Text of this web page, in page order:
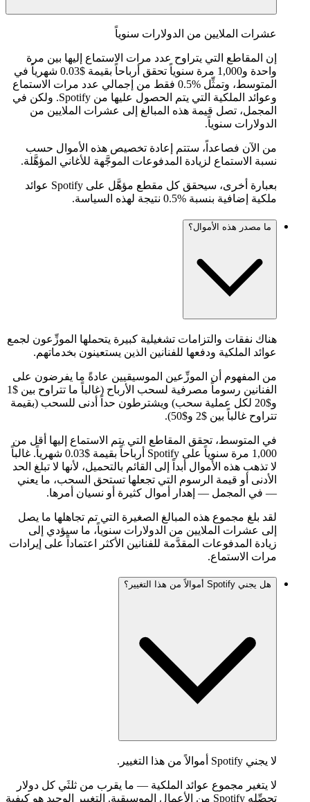
عشرات الملايين من الدولارات سنوياً
إن المقاطع التي يتراوح عدد مرات الاستماع إليها بين مرة
واحدة و1,000 مرة سنوياً تحقق أرباحاً بقيمة $0.03 شهرياً في
المتوسط، وتمثِّل %0.5 فقط من إجمالي عدد مرات الاستماع
وعوائد الملكية التي يتم الحصول عليها من Spotify. ولكن في
المجمل، تصل قيمة هذه المبالغ إلى عشرات الملايين من
الدولارات سنوياً.
من الآن فصاعداً، ستتم إعادة تخصيص هذه الأموال حسب
نسبة الاستماع لزيادة المدفوعات الموجَّهة للأغاني المؤهَّلة.
بعبارة أخرى، سيحقق كل مقطع مؤهَّل على Spotify عوائد
ملكية إضافية بنسبة %0.5 نتيجة لهذه السياسة.
ما مصدر هذه الأموال؟
هناك نفقات والتزامات تشغيلية كبيرة يتحملها الموزِّعون لجمع
عوائد الملكية ودفعها للفنانين الذين يستعينون بخدماتهم.
من المفهوم أن الموزِّعين الموسيقيين عادةً ما يفرضون على
الفنانين رسوماً مصرفية لسحب الأرباح (غالباً ما تتراوح بين $1
و$20 لكل عملية سحب) ويشترطون حداً أدنى للسحب (بقيمة
تتراوح غالباً بين $2 و$50).
في المتوسط، تحقق المقاطع التي يتم الاستماع إليها أقل من
1,000 مرة سنوياً على Spotify أرباحاً بقيمة $0.03 شهرياً. غالباً
لا تذهب هذه الأموال أبداً إلى القائم بالتحميل، لأنها لا تبلغ الحد
الأدنى أو قيمة الرسوم التي تجعلها تستحق السحب، ما يعني
— في المجمل — إهدار أموال كثيرة أو نسيان أمرها.
لقد بلغ مجموع هذه المبالغ الصغيرة التي تم تجاهلها ما يصل
إلى عشرات الملايين من الدولارات سنوياً، ما سيؤدي إلى
زيادة المدفوعات المقدَّمة للفنانين الأكثر اعتماداً على إيرادات
مرات الاستماع.
هل يجني Spotify أموالاً من هذا التغيير؟
لا يجني Spotify أموالاً من هذا التغيير.
لا يتغير مجموع عوائد الملكية — ما يقرب من ثلثَي كل دولار
تحصِّله Spotify من الأعمال الموسيقية. التغيير الوحيد هو كيفية